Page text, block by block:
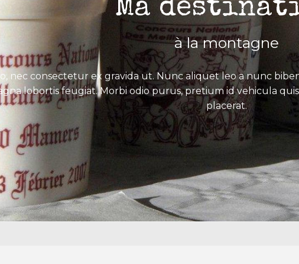
Ma
à la montagne
nec consectetur ex gravida ut. Nunc aliquet leo a nunc
lobortis feugiat. Morbi odio purus, pretium id vehicula
placerat.